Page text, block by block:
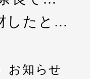
したと…
お知らせ